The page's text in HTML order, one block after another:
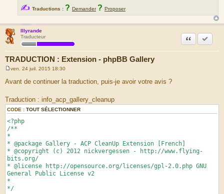
✍ Traductions : ? Demander ? Proposer
Illyrande
Traducteur
TRADUCTION : Extension - phpBB Gallery
Citation
e
s
a
g
e
ven. 24 juil. 2015 18:30
Avant de continuer la traduction, puis-je avoir votre avis ?
Traduction : info_acp_gallery_cleanup
CODE : TOUT SÉLECTIONNER
<?php
/**
*
* @package Gallery - ACP CleanUp Extension [French]
* @copyright (c) 2012 nickvergessen - http://www.flying-
bits.org/
* @license http://opensource.org/licenses/gpl-2.0.php GNU
General Public License v2
*
*/